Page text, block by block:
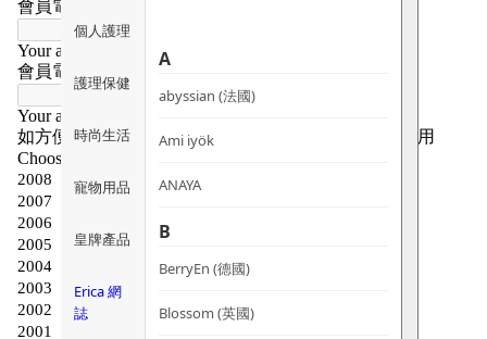
個人護理
護理保健
時尚生活
寵物用品
皇牌產品
Erica 網
誌
A
abyssian (法國)
Ami iyök
ANAYA
B
BerryEn (德國)
Blossom (英國)